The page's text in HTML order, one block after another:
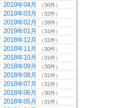
2019年04月 （30件）
2019年03月 （32件）
2019年02月 （28件）
2019年01月 （31件）
2018年12月 （31件）
2018年11月 （30件）
2018年10月 （31件）
2018年09月 （30件）
2018年08月 （31件）
2018年07月 （31件）
2018年06月 （30件）
2018年05月 （31件）